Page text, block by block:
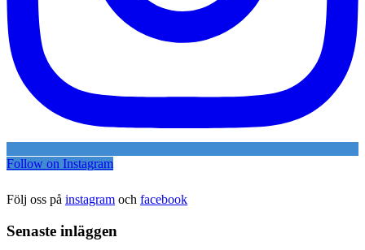
Follow on Instagram
Följ oss på instagram och facebook
Senaste inläggen